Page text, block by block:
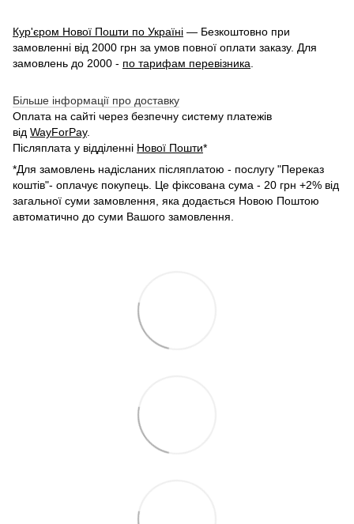
Кур'єром Нової Пошти по Україні — Безкоштовно при
замовленні від 2000 грн за умов повної оплати заказу. Для
замовлень до 2000 - по тарифам перевізника.
Більше інформації про доставку
Оплата на сайті через безпечну систему платежів
від WayForPay.
Післяплата у відділенні Нової Пошти*
*Для замовлень надісланих післяплатою - послугу "Переказ
коштів"- оплачує покупець. Це фіксована сума - 20 грн +2% від
загальної суми замовлення, яка додається Новою Поштою
автоматично до суми Вашого замовлення.